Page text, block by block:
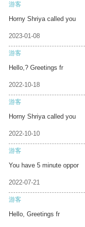
游客
Horny Shriya called you
2023-01-08
游客
Hello,? Greetings fr
2022-10-18
游客
Horny Shriya called you
2022-10-10
游客
You have 5 minute oppor
2022-07-21
游客
Hello, Greetings fr